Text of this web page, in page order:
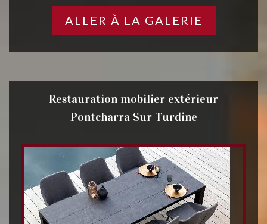
ALLER À LA GALERIE
Restauration mobilier extérieur
Pontcharra Sur Turdine